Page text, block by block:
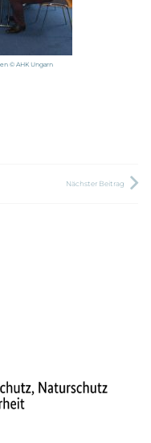
© AHK Ungarn
Nächster Beitrag